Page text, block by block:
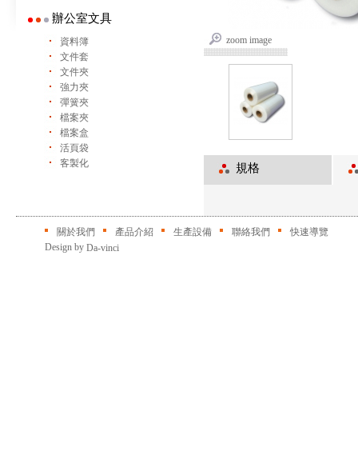
辦公室文具
資料簿
文件套
文件夾
強力夾
彈簧夾
檔案夾
檔案盒
活頁袋
客製化
zoom image
規格
關於我們 產品介紹 生產設備 聯絡我們
快速導覽
Design by Da-vinci